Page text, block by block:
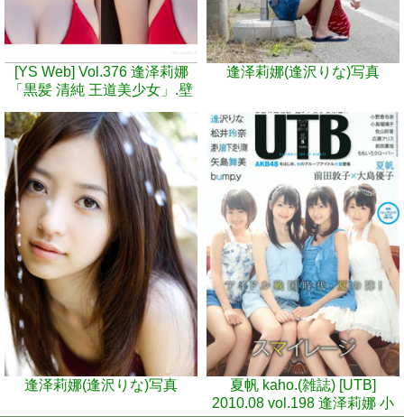
[YS Web] Vol.376 逢泽莉娜
「黒髪 清純 王道美少女」.壁
逢泽莉娜(逢沢りな)写真
逢泽莉娜(逢沢りな)写真
夏帆 kaho.(雑誌) [UTB]
2010.08 vol.198 逢泽莉娜 小